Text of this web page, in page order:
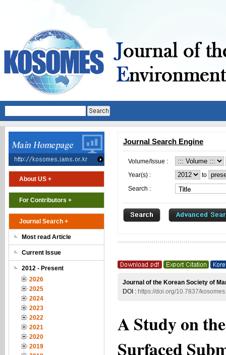
About US +
For Contributors +
Journal Search +
Most read Article
Current Issue
2012 - Present
2026
2025
2024
2023
2022
2021
2020
2019
Journal Search Engine
Volume/Issue :
Year(s) :
to
Search :
Journal of the Korean Society of
DOI : https://doi.org/10.7837/
A Study on
Surfaced